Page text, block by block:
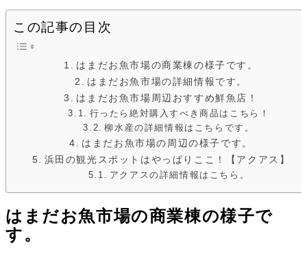
この記事の目次
はまだお魚市場の商業棟の様子です。
はまだお魚市場の詳細情報です。
はまだお魚市場周辺おすすめ鮮魚店！
行ったら絶対購入すべき商品はこちら！
柳水産の詳細情報はこちらです。
はまだお魚市場の周辺の様子です。
浜田の観光スポットはやっぱりここ！【アクアス】
アクアスの詳細情報はこちら。
はまだお魚市場の商業棟の様子で
す。